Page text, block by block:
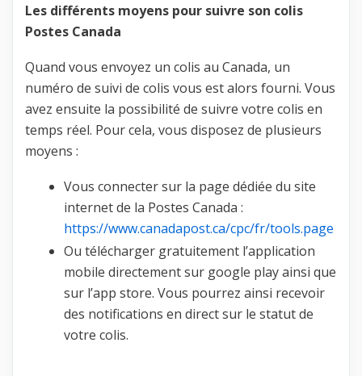
Les différents moyens pour suivre son colis
Postes Canada
Quand vous envoyez un colis au Canada, un
numéro de suivi de colis vous est alors fourni. Vous
avez ensuite la possibilité de suivre votre colis en
temps réel. Pour cela, vous disposez de plusieurs
moyens :
Vous connecter sur la page dédiée du site
internet de la Postes Canada :
https://www.canadapost.ca/cpc/fr/tools.page
Ou télécharger gratuitement l’application
mobile directement sur google play ainsi que
sur l’app store. Vous pourrez ainsi recevoir
des notifications en direct sur le statut de
votre colis.